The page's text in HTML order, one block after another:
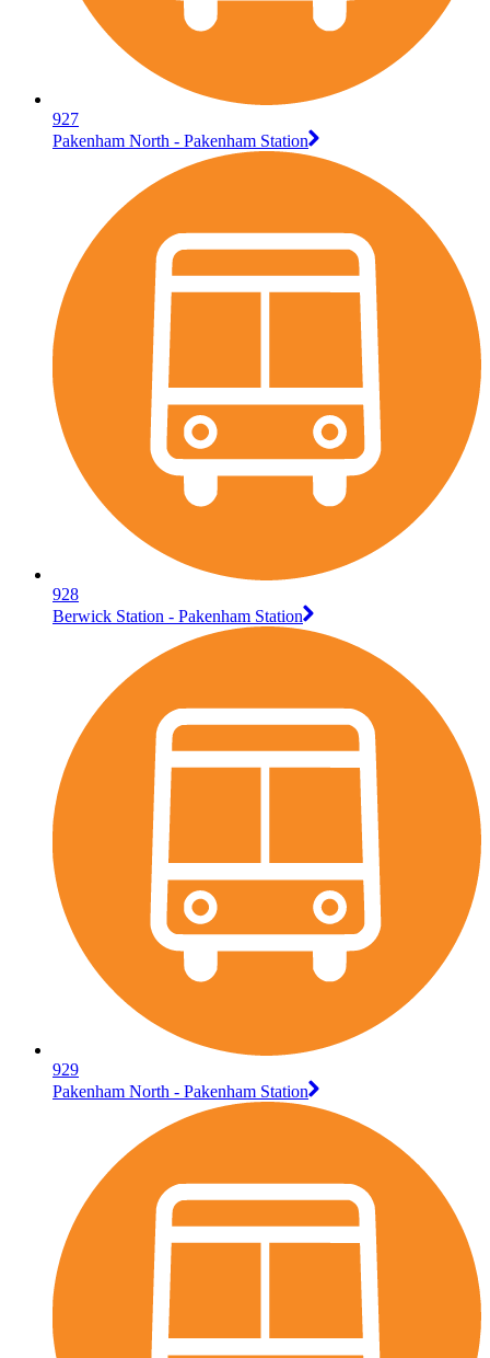
927
Pakenham North - Pakenham Station
928
Berwick Station - Pakenham Station
929
Pakenham North - Pakenham Station